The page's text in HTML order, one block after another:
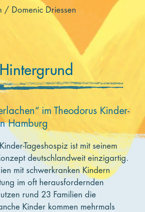
/ Domenic Driessen
Hintergrund
im Theodorus Kinder-
Hamburg
Tageshospiz ist mit seinem
deutschlandweit einzigartig.
mit schwerkranken Kindern
im oft herausfordernden
rund 23 Familien die
Kinder kommen mehrmals